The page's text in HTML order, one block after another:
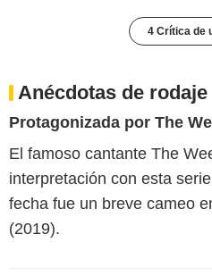
4 Crítica de
Anécdotas de rodaje
Protagonizada por The
El famoso cantante The
interpretación con esta
fecha fue un breve cameo
(2019).